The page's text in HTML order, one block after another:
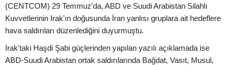
(CENTCOM) 29 Temmuz'da, ABD ve Suudi Arabistan Silahlı
Kuvvetlerinin Irak'ın doğusunda İran yanlısı gruplara ait hedeflere
hava saldırıları düzenlediğini duyurmuştu.
Irak'taki Haşdi Şabi güçlerinden yapılan yazılı açıklamada ise
ABD-Suudi Arabistan ortak saldırılarında Bağdat, Vasıt, Musul,